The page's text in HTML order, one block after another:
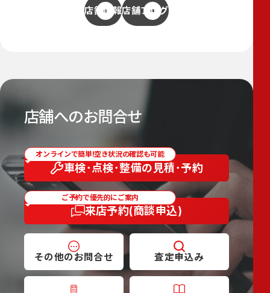
店舗情報店舗ブログ
店舗へのお問合せ
オンラインで簡単!空き状況の確認も可能
車検･点検･整備の 見積･予約
ご予約で優先的にご案内
来店予約(商談申込)
その他の お問合せ 査定申込み